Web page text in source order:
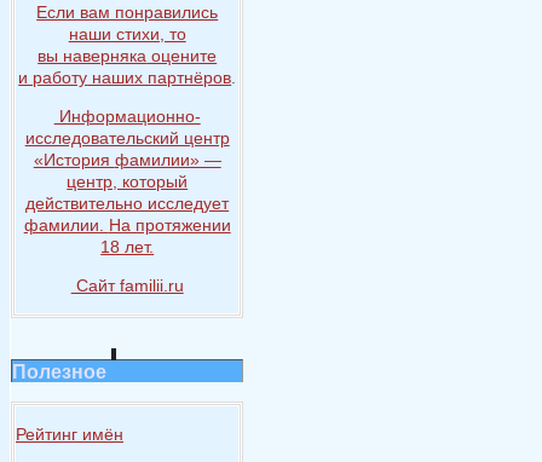
Если вам понравились
наши стихи, то
вы наверняка оцените
и работу наших партнёров
Информационно-
исследовательский центр
«История фамилии» —
центр, который
действительно исследует
фамилии. На протяжении
18 лет.
Сайт familii.ru
Полезное
Рейтинг имён